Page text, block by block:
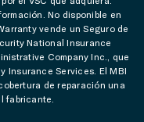
No disponible en
vende un Seguro de
National Insurance
Company Inc., que
Insurance Services. El MBI
de reparación una
fabricante.